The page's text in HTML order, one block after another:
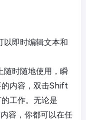
以即时编辑文本和
随时随地使用，瞬
的内容，双击Shift
工作。无论是
容，你都可以在任